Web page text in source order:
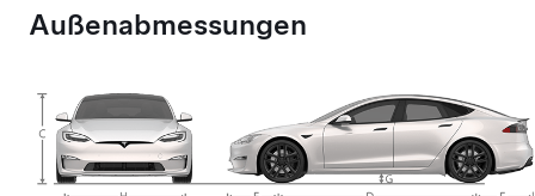
Außenabmessungen